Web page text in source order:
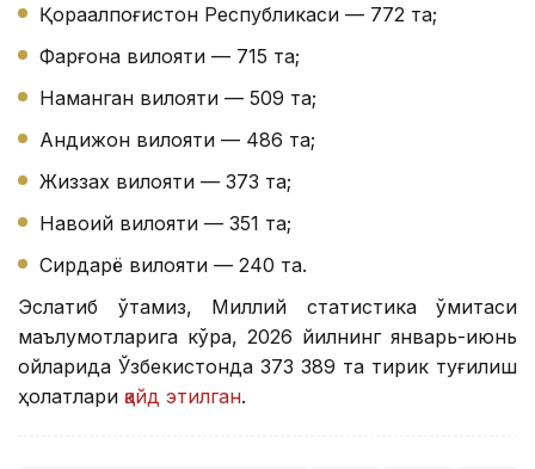
Қорақалпоғистон Республикаси — 772 та;
Фарғона вилояти — 715 та;
Наманган вилояти — 509 та;
Андижон вилояти — 486 та;
Жиззах вилояти — 373 та;
Навоий вилояти — 351 та;
Сирдарё вилояти — 240 та.
Эслатиб ўтамиз, Миллий статистика қўмитаси
маълумотларига кўра, 2026 йилнинг январь-июнь
ойларида Ўзбекистонда 373 389 та тирик туғилиш
ҳолатлари қайд этилган.